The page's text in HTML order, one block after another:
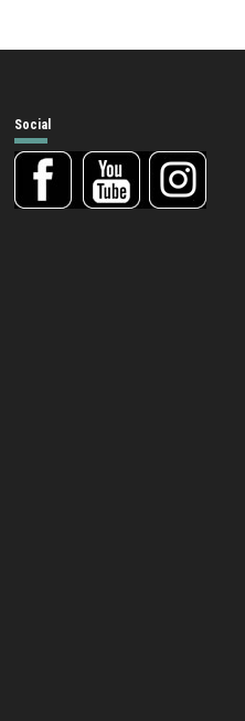
Social